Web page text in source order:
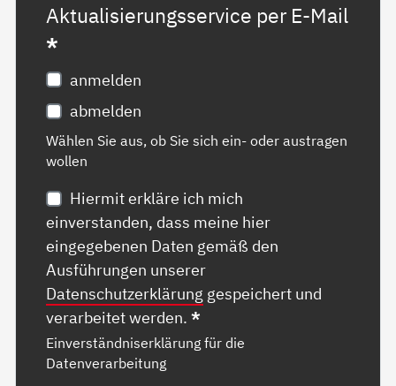
Aktualisierungsservice per E-Mail
*
anmelden
abmelden
Wählen Sie aus, ob Sie sich ein- oder austragen
wollen
Hiermit erkläre ich mich
einverstanden, dass meine hier
eingegebenen Daten gemäß den
Ausführungen unserer
Datenschutzerklärung gespeichert und
verarbeitet werden.*
Einverständniserklärung für die
Datenverarbeitung